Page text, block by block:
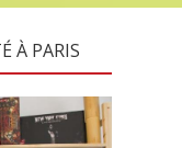
À PARIS